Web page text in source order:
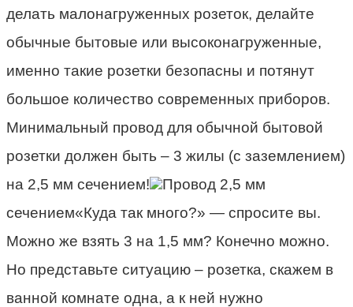
делать малонагруженных розеток, делайте
обычные бытовые или высоконагруженные,
именно такие розетки безопасны и потянут
большое количество современных приборов.
Минимальный провод для обычной бытовой
розетки должен быть – 3 жилы (с заземлением)
на 2,5 мм сечением!
Провод 2,5 мм
сечением«Куда так много?» — спросите вы.
Можно же взять 3 на 1,5 мм? Конечно можно.
Но представьте ситуацию – розетка, скажем в
ванной комнате одна, а к ней нужно